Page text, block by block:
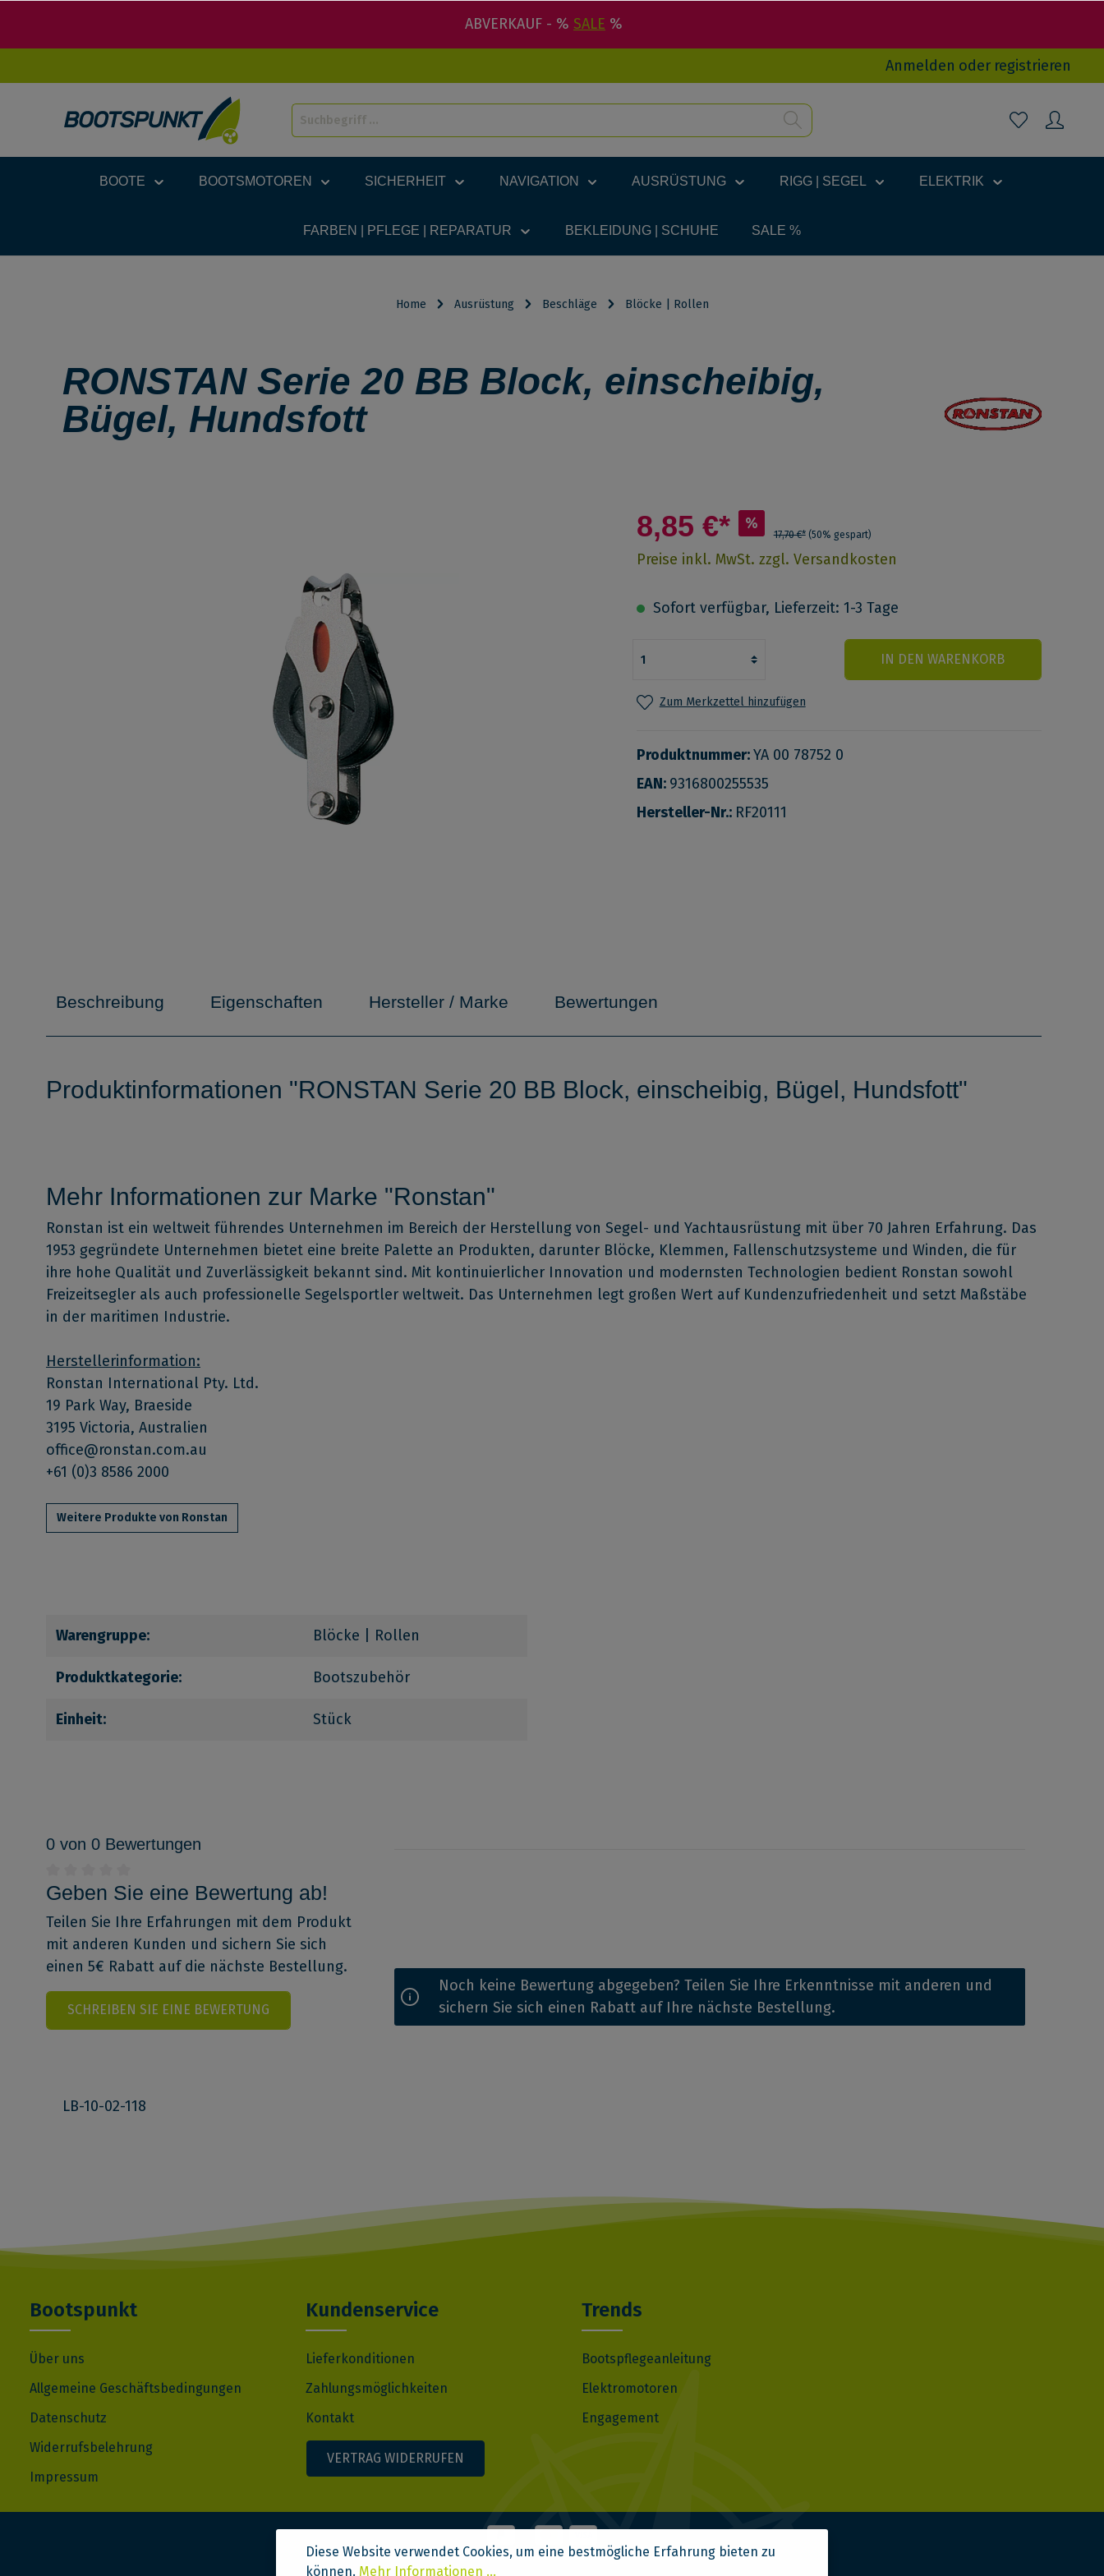
ABVERKAUF - % SALE %
Anmelden oder registrieren
BOOTE BOOTSMOTOREN SICHERHEIT NAVIGATION AUSRÜSTUNG RIGG | SEGEL ELEKTRIK
FARBEN | PFLEGE | REPARATUR BEKLEIDUNG | SCHUHE SALE %
Home Ausrüstung Beschläge Blöcke | Rollen
RONSTAN Serie 20 BB Block, einscheibig,
Bügel, Hundsfott
8,85 €* %
17,70 €* (50% gespart)
Preise inkl. MwSt. zzgl. Versandkosten
Sofort verfügbar, Lieferzeit: 1-3 Tage
IN DEN WARENKORB
Zum Merkzettel hinzufügen
Produktnummer:YA 00 78752 0
EAN: 9316800255535
Hersteller-Nr.: RF20111
Beschreibung Eigenschaften Hersteller / Marke Bewertungen
Produktinformationen "RONSTAN Serie 20 BB Block, einscheibig, Bügel, Hundsfott"
Mehr Informationen zur Marke "Ronstan"
Ronstan ist ein weltweit führendes Unternehmen im Bereich der Herstellung von Segel- und Yachtausrüstung mit über 70 Jahren Erfahrung. Das
1953 gegründete Unternehmen bietet eine breite Palette an Produkten, darunter Blöcke, Klemmen, Fallenschutzsysteme und Winden, die für
ihre hohe Qualität und Zuverlässigkeit bekannt sind. Mit kontinuierlicher Innovation und modernsten Technologien bedient Ronstan sowohl
Freizeitsegler als auch professionelle Segelsportler weltweit. Das Unternehmen legt großen Wert auf Kundenzufriedenheit und setzt Maßstäbe
in der maritimen Industrie.
Herstellerinformation:
Ronstan International Pty. Ltd.
19 Park Way, Braeside
3195 Victoria, Australien
office@ronstan.com.au
+61 (0)3 8586 2000
Weitere Produkte von Ronstan
Warengruppe: Blöcke | Rollen
Produktkategorie: Bootszubehör
Einheit: Stück
0 von 0 Bewertungen
Geben Sie eine Bewertung ab!
Teilen Sie Ihre Erfahrungen mit dem Produkt
mit anderen Kunden und sichern Sie sich
einen 5€ Rabatt auf die nächste Bestellung.
SCHREIBEN SIE EINE BEWERTUNG
Noch keine Bewertung abgegeben? Teilen Sie Ihre Erkenntnisse mit anderen und
sichern Sie sich einen Rabatt auf Ihre nächste Bestellung.
LB-10-02-118
Bootspunkt
Über uns
Allgemeine Geschäftsbedingungen
Datenschutz
Widerrufsbelehrung
Impressum
Kundenservice
Lieferkonditionen
Zahlungsmöglichkeiten
Kontakt
VERTRAG WIDERRUFEN
Trends
Bootspflegeanleitung
Elektromotoren
Engagement
Diese Website verwendet Cookies, um eine bestmögliche Erfahrung bieten zu
können. Mehr Informationen ...